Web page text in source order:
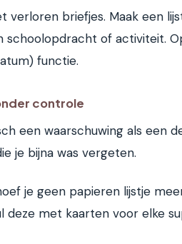
verloren briefjes. Maak een
schoolopdracht of activiteit.
functie.
controle
een waarschuwing als een
je bijna was vergeten.
je geen papieren lijstje
deze met kaarten voor elke